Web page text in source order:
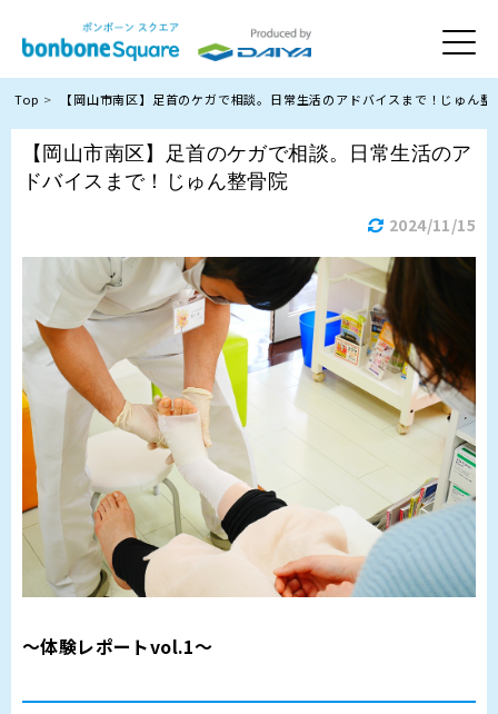
Top 【岡山市南区】足首のケガで相談。日常生活のアドバイスまで！じゅん整
【岡山市南区】足首のケガで相談。日常生活のア
ドバイスまで！じゅん整骨院
2024/11/15
～体験レポートvol.1～